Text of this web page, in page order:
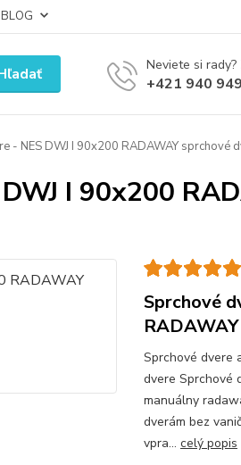
BLOG
Neviete si
+421 940
- NES DWJ I 90x200 RADAWAY sprchové
I 90x200
Sprchové
Sprchové dvere
dvere Sprchové
manuálny
dverám bez
vpra... celý popis